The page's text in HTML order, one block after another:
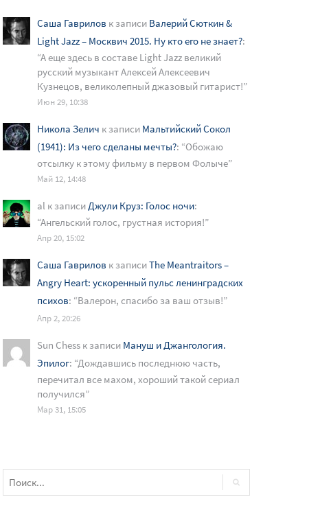
Саша Гаврилов к записи Валерий Сюткин &
Light Jazz – Москвич 2015. Ну кто его не знает?:
“А еще здесь в составе Light Jazz великий
русский музыкант Алексей Алексеевич
Кузнецов, великолепный джазовый гитарист!”
Июн 29, 10:38
Никола Зелич к записи Мальтийский Сокол
(1941): Из чего сделаны мечты?: “Обожаю
отсылку к этому фильму в первом Фолыче”
Май 12, 14:48
al к записиДжули Круз: Голос ночи:
“Ангельский голос, грустная история!”
Апр 20, 15:02
Саша Гаврилов к записиThe Meantraitors –
Angry Heart: ускоренный пульс ленинградских
психов: “Валерон, спасибо за ваш отзыв!”
Апр 2, 20:26
Sun Chess к записи Мануш и Джангология.
Эпилог: “Дождавшись последнюю часть,
перечитал все махом, хороший такой сериал
получился”
Мар 31, 15:05